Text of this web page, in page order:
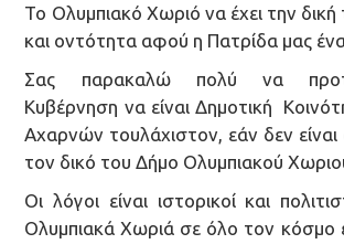
Το Ολυμπιακό Χωριό να έχει την
και οντότητα αφού η Πατρίδα μας
Σας παρακαλώ πολύ να
Κυβέρνηση να είναι Δημοτική
Αχαρνών τουλάχιστον, εάν δεν είναι
τον δικό του Δήμο Ολυμπιακού
Οι λόγοι είναι ιστορικοί και
Ολυμπιακά Χωριά σε όλο τον κόσμο